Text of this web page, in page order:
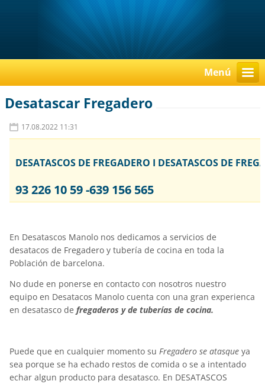
Menú
Desatascar Fregadero
17.08.2022 11:31
DESATASCOS DE FREGADERO I DESATASCOS DE
93 226 10 59 -639 156 565
En Desatascos Manolo nos dedicamos a servicios de
desatacos de Fregadero y tubería de cocina en toda la
Población de barcelona.
No dude en ponerse en contacto con nosotros nuestro
equipo en Desatacos Manolo cuenta con una gran experienca
en desatasco defregaderos y de tuberías de cocina.
Puede que en cualquier momento suFregadero se atasque ya
sea porque se ha echado restos de comida o se a intentado
echar algun producto para desatasco. En DESATASCOS